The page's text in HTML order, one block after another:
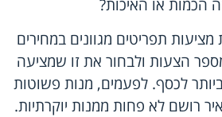
הכמות או האיכות?
מציעות תפריטים מגוונים במחירים
הצעות ולבחור את זו שמציעה
לכסף. לפעמים, מנות פשוטות
רושם לא פחות ממנות יוקרתיות.